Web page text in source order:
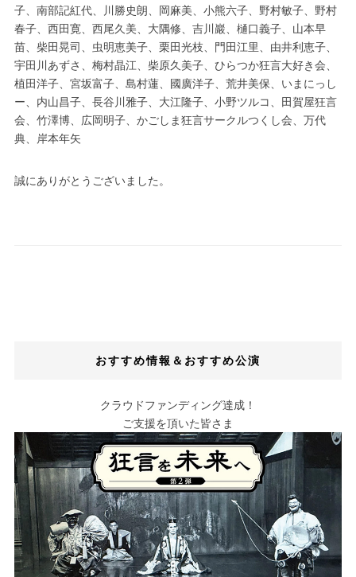
子、南部記紅代、川勝史朗、岡麻美、小熊六子、野村敏子、野村
春子、西田寛、西尾久美、大隅修、吉川巖、樋口義子、山本早
苗、柴田晃司、虫明恵美子、栗田光枝、門田江里、由井利恵子、
宇田川あずさ、梅村晶江、柴原久美子、ひらつか狂言大好き会、
植田洋子、宮坂富子、島村蓮、國廣洋子、荒井美保、いまにっし
ー、内山昌子、長谷川雅子、大江隆子、小野ツルコ、田賀屋狂言
会、竹澤博、広岡明子、かごしま狂言サークルつくし会、万代
典、岸本年矢
誠にありがとうございました。
おすすめ情報＆おすすめ公演
クラウドファンディング達成！
ご支援を頂いた皆さま